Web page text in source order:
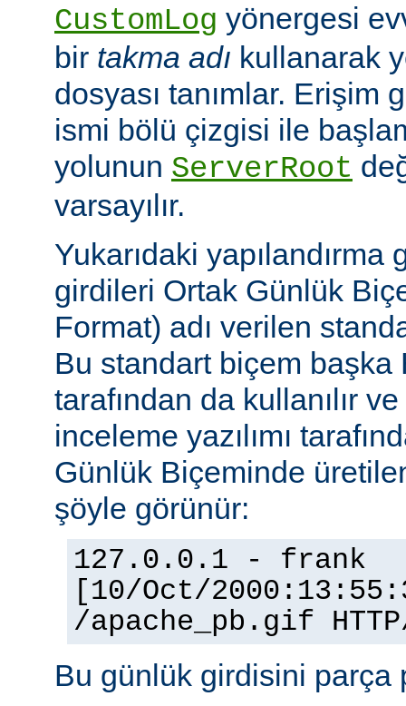
CustomLog yönergesi
bir takma adı kullanarak
dosyası tanımlar. Erişim
ismi bölü çizgisi ile
yolunun ServerRoot
varsayılır.
Yukarıdaki yapılandırma
girdileri Ortak Günlük
Format) adı verilen
Bu standart biçem başka
tarafından da kullanılır
inceleme yazılımı
Günlük Biçeminde
şöyle görünür:
127.0.0.1 - frank
[10/Oct/
/apache_pb.gif
Bu günlük girdisini parça